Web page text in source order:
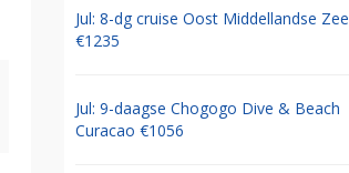
Jul: 8-dg cruise Oost Middellandse Zee
€1235
Jul: 9-daagse Chogogo Dive & Beach
Curacao €1056